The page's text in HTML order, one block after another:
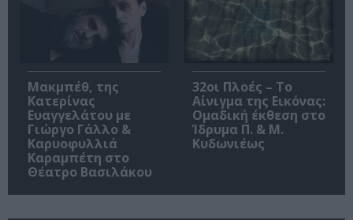
Μακμπέθ, της
Κατερίνας
Ευαγγελάτου με
Γιώργο Γάλλο &
Καρυοφυλλιά
Καραμπέτη στο
Θέατρο Βασιλάκου
32οι Πλοές – Το
Αίνιγμα της Εικόνας:
Ομαδική έκθεση στο
Ίδρυμα Π. & Μ.
Κυδωνιέως